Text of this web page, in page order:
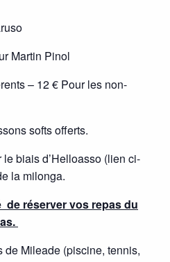
Martin Pinol
– 12 € Pour les non-
softs offerts.
biais d’Helloasso (lien ci-
la milonga.
réserver vos repas du
de Mileade (piscine, tennis,